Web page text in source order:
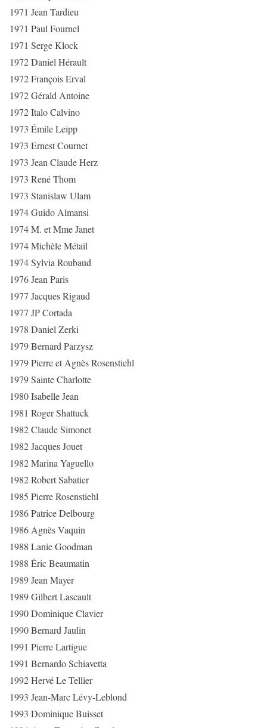
1971 Jean Tardieu
1971 Paul Fournel
1971 Serge Klock
1972 Daniel Hérault
1972 François Erval
1972 Gérald Antoine
1972 Italo Calvino
1973 Émile Leipp
1973 Ernest Cournet
1973 Jean Claude Herz
1973 René Thom
1973 Stanislaw Ulam
1974 Guido Almansi
1974 M. et Mme Janet
1974 Michèle Métail
1974 Sylvia Roubaud
1976 Jean Paris
1977 Jacques Rigaud
1977 JP Cortada
1978 Daniel Zerki
1979 Bernard Parzysz
1979 Pierre et Agnès Rosenstiehl
1979 Sainte Charlotte
1980 Isabelle Jean
1981 Roger Shattuck
1982 Claude Simonet
1982 Jacques Jouet
1982 Marina Yaguello
1982 Robert Sabatier
1985 Pierre Rosenstiehl
1986 Patrice Delbourg
1986 Agnès Vaquin
1988 Lanie Goodman
1988 Éric Beaumatin
1989 Jean Mayer
1989 Gilbert Lascault
1990 Dominique Clavier
1990 Bernard Jaulin
1991 Pierre Lartigue
1991 Bernardo Schiavetta
1992 Hervé Le Tellier
1993 Jean-Marc Lévy-Leblond
1993 Dominique Buisset